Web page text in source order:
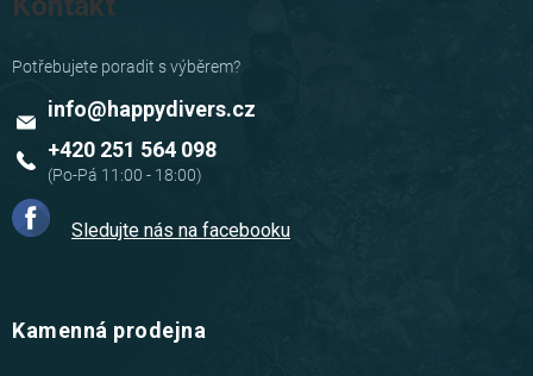
info@happydivers.cz
+420 251 564 098
Sledujte nás na facebooku
Kamenná prodejna